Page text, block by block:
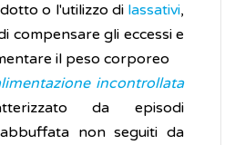
o l'utilizzo di lassativi,
compensare gli eccessi e
il peso corporeo
incontrollata
da episodi
non seguiti da